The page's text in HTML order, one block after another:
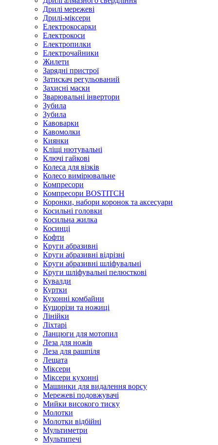
Дрилі мережеві
Дрилі-міксери
Електрокосарки
Електрокоси
Електропилки
Електрочайники
Жилети
Зарядні пристрої
Затискач регульований
Захисні маски
Зварювальні інвертори
Зубила
Зубила
Кавоварки
Кавомолки
Киянки
Кліщі нютувальні
Ключі гайкові
Колеса для візків
Колесо вимірювальне
Компресори
Компресори BOSTITCH
Коронки, набори коронок та аксесуари
Косильні головки
Косильна жилка
Косинці
Кофти
Круги абразивні
Круги абразивні відрізні
Круги абразивні шліфувальні
Круги шліфувальні пелюсткові
Кувалди
Куртки
Кухонні комбайни
Кущорізи та ножиці
Лінійки
Ліхтарі
Ланцюги для мотопил
Леза для ножів
Леза для рашпіля
Лещата
Міксери
Міксери кухонні
Машинки для видалення ворсу
Мережеві подовжувачі
Мийки високого тиску
Молотки
Молотки відбійні
Мультиметри
Мультипечі